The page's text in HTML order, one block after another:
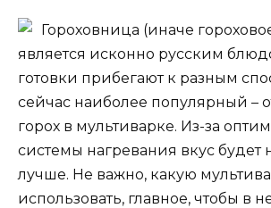
Гороховница (иначе
является исконно русским
готовки прибегают к разным
сейчас наиболее популярный –
горох в мультиварке. Из-за
системы нагревания вкус будет
лучше. Не важно, какую
использовать, главное, чтобы в